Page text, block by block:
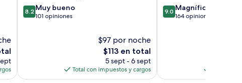
8.2
de
8.2 Muy bueno
101 opiniones
$97 por noche
El
precio
actual
es
$113 en total
5 sept - 6 sept
Total con impuestos y cargos
9.0
de
9.0 Magnífico
164 opiniones